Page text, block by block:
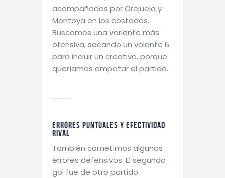
acompañados por Orejuela y
Montoya en los costados.
Buscamos una variante más
ofensiva, sacando un volante 6
para incluir un creativo, porque
queríamos empatar el partido.
Errores puntuales y efectividad
rival
También cometimos algunos
errores defensivos. El segundo
gol fue de otro partido: